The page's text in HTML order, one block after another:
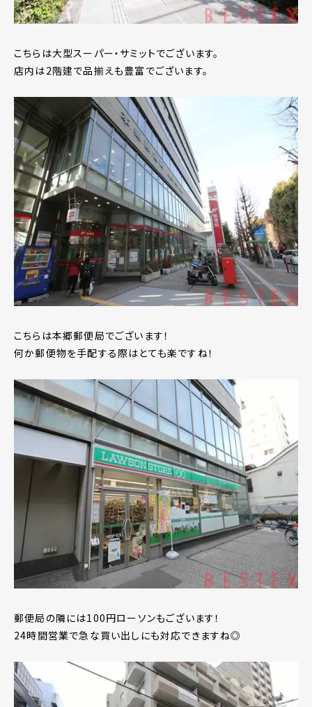
こちらは大型スーパー・サミットでございます。
店内は2階建で品揃えも豊富でございます。
こちらは本郷郵便局でございます！
何か郵便物を手配する際はとても楽ですね！
郵便局の隣には100円ローソンもございます！
24時間営業で急な買い出しにも対応できますね◎